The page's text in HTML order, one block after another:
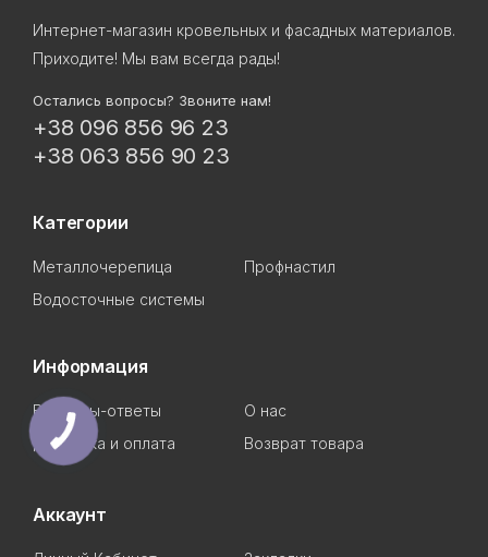
Интернет-магазин кровельных и фасадных материалов.
Приходите! Мы вам всегда рады!
Остались вопросы? Звоните нам!
+38 096 856 96 23
+38 063 856 90 23
Категории
Металлочерепица
Профнастил
Водосточные системы
Информация
Вопросы-ответы
О нас
Доставка и оплата
Возврат товара
Аккаунт